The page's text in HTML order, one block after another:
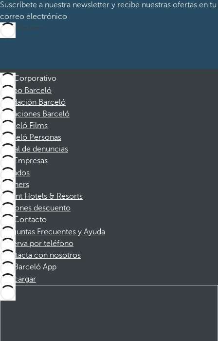
Suscríbete a nuestra newsletter y recibe nuestras ofertas en tu
correo electrónico
Suscribirme
Corporativo
Grupo Barceló
Fundación Barceló
Vacaciones Barceló
Barceló Films
Barceló Personas
Canal de denuncias
Empresas
Afiliados
Partners
Dorint Hotels & Resorts
Cupones descuento
Contacto
Preguntas Frecuentes y Ayuda
Reserva por teléfono
Contacta con nosotros
Barceló App
Descargar